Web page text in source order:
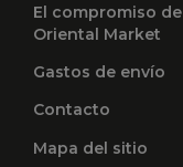
El compromiso de
Oriental Market
Gastos de envío
Contacto
Mapa del sitio